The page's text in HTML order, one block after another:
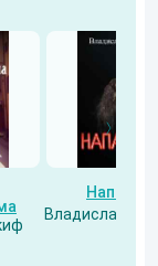
Напарник
Владислав